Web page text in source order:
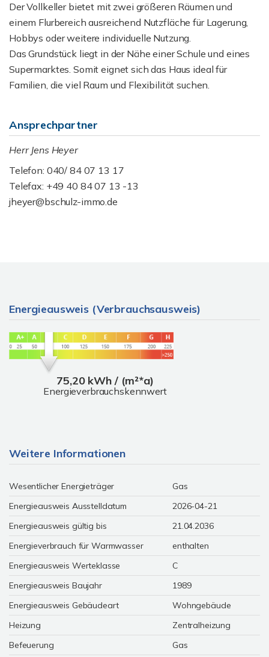
Der Vollkeller bietet mit zwei größeren Räumen und
einem Flurbereich ausreichend Nutzfläche für Lagerung,
Hobbys oder weitere individuelle Nutzung.
Das Grundstück liegt in der Nähe einer Schule und eines
Supermarktes. Somit eignet sich das Haus ideal für
Familien, die viel Raum und Flexibilität suchen.
Ansprechpartner
Herr Jens Heyer
Telefon: 040/ 84 07 13 17
Telefax: +49 40 84 07 13 -13
jheyer@bschulz-immo.de
Energieausweis (Verbrauchsausweis)
75,20 kWh / (m²*a)
Energieverbrauchskennwert
Weitere Informationen
Wesentlicher Energieträger
Gas
Energieausweis Ausstelldatum
2026-04-21
Energieausweis gültig bis
21.04.2036
Energieverbrauch für Warmwasser
enthalten
Energieausweis Werteklasse
C
Energieausweis Baujahr
1989
Energieausweis Gebäudeart
Wohngebäude
Heizung
Zentralheizung
Befeuerung
Gas